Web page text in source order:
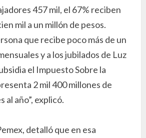
457 mil, el 67% reciben
mil a un millón de pesos.
que recibe poco más de un
y a los jubilados de Luz
el Impuesto Sobre la
2 mil 400 millones de
al año”, explicó.
detalló que en esa